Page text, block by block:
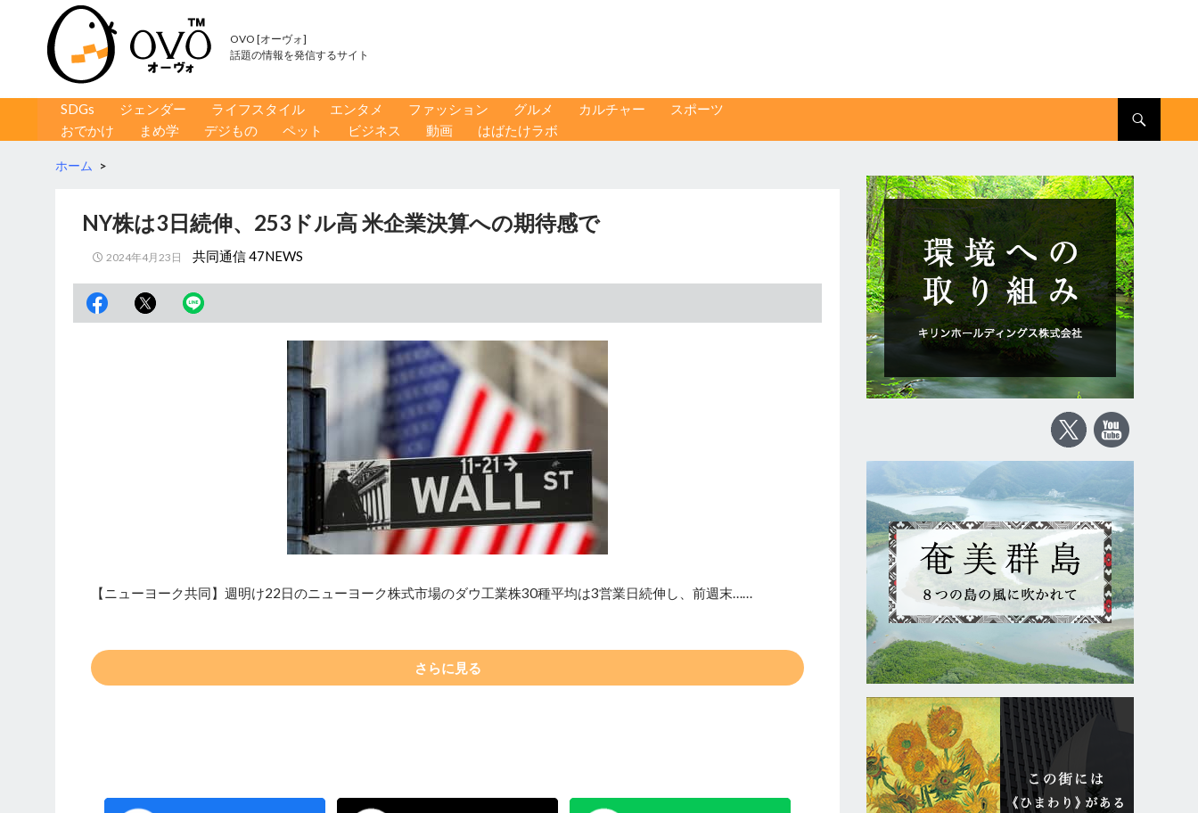
OVO [オーヴォ]
話題の情報を発信するサイト
コンテンツへ移動
SDGs ジェンダー ライフスタイル エンタメ ファッション グルメ カルチャー
スポーツ
おでかけ
まめ学 デジもの ペット ビジネス 動画 はばたけラボ
ホーム >
NY株は3日続伸、253ドル高 米企業決算への期待感で
2024年4月23日 共同通信 47NEWS
【ニューヨーク共同】週明け22日のニューヨーク株式市場のダウ工業株30種平均は3営業日続伸し、前週末……
さらに見る